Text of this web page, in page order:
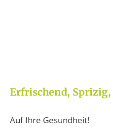
Erfrischend, Sprizig,
Auf Ihre Gesundheit!